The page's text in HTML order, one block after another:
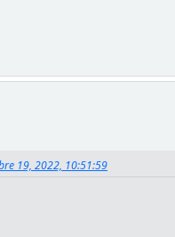
19, 2022, 10:51:59